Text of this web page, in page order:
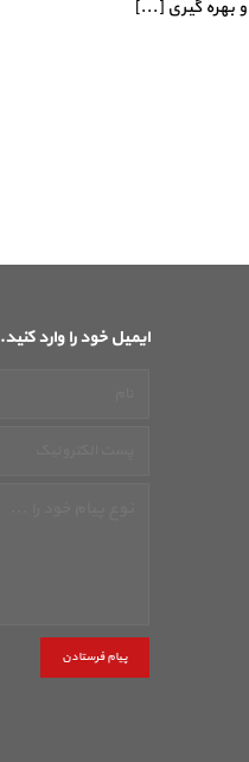
و بهره گیری [...]
ایمیل خود را وارد کنید.
پیام فرستادن